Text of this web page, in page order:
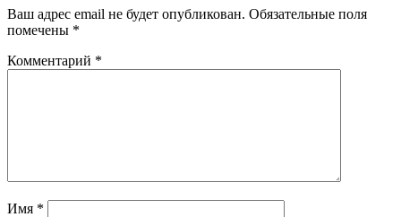
Ваш адрес email не будет опубликован. Обязательные поля
помечены *
Комментарий *
Имя *